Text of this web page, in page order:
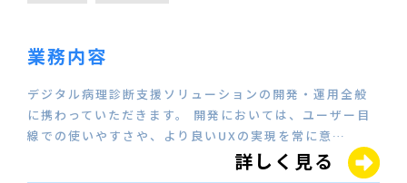
業務内容
デジタル病理診断支援ソリューションの開発・運用全般
に携わっていただきます。 開発においては、ユーザー目
線での使いやすさや、より良いUXの実現を常に意…
詳しく見る